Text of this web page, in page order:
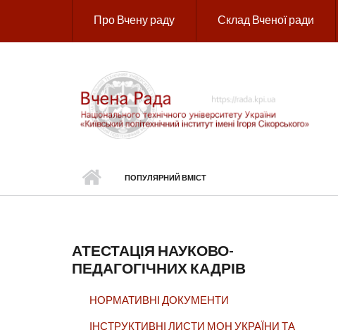
Про Вчену раду Склад Вченої ради
ПОПУЛЯРНИЙ ВМІСТ
АТЕСТАЦІЯ НАУКОВО-
ПЕДАГОГІЧНИХ КАДРІВ
НОРМАТИВНІ ДОКУМЕНТИ
ІНСТРУКТИВНІ ЛИСТИ МОН УКРАЇНИ ТА